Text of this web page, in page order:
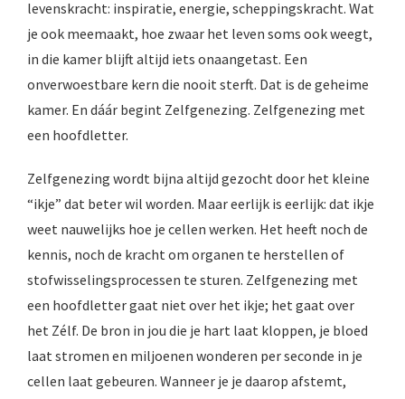
levenskracht: inspiratie, energie, scheppingskracht. Wat
je ook meemaakt, hoe zwaar het leven soms ook weegt,
in die kamer blijft altijd iets onaangetast. Een
onverwoestbare kern die nooit sterft. Dat is de geheime
kamer. En dáár begint Zelfgenezing. Zelfgenezing met
een hoofdletter.
Zelfgenezing wordt bijna altijd gezocht door het kleine
“ikje” dat beter wil worden. Maar eerlijk is eerlijk: dat ikje
weet nauwelijks hoe je cellen werken. Het heeft noch de
kennis, noch de kracht om organen te herstellen of
stofwisselingsprocessen te sturen. Zelfgenezing met
een hoofdletter gaat niet over het ikje; het gaat over
het Zélf. De bron in jou die je hart laat kloppen, je bloed
laat stromen en miljoenen wonderen per seconde in je
cellen laat gebeuren. Wanneer je je daarop afstemt,